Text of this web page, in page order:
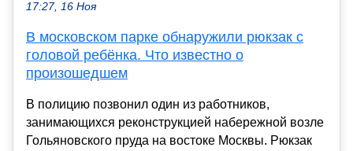
17:27, 16 Ноя
В московском парке обнаружили рюкзак с
головой ребёнка. Что известно о
произошедшем
В полицию позвонил один из работников,
занимающихся реконструкцией набережной возле
Гольяновского пруда на востоке Москвы. Рюкзак